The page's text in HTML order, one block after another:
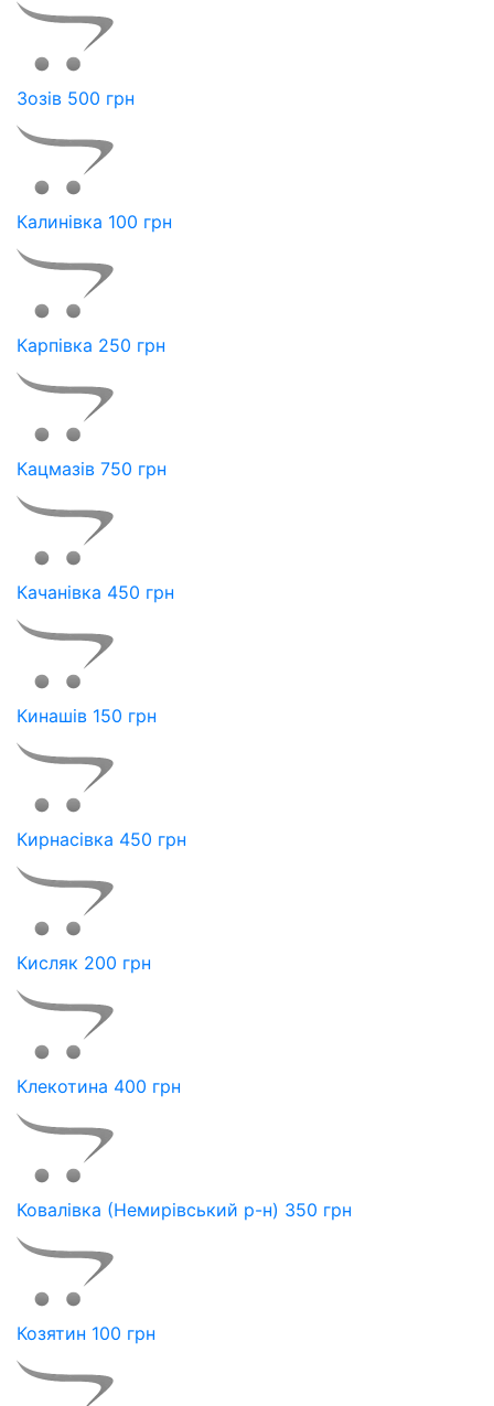
Зозів 500 грн
Калинівка 100 грн
Карпівка 250 грн
Кацмазів 750 грн
Качанівка 450 грн
Кинашів 150 грн
Кирнасівка 450 грн
Кисляк 200 грн
Клекотина 400 грн
Ковалівка (Немирівський р-н) 350 грн
Козятин 100 грн